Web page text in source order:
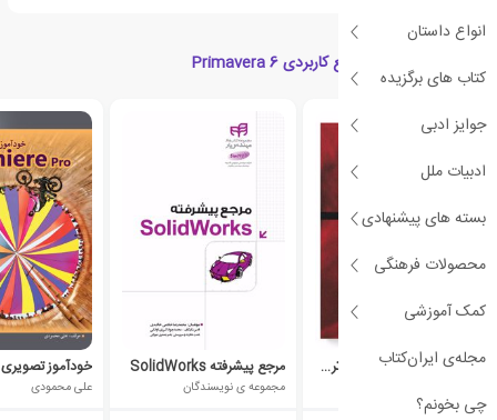
انواع داستان
کتاب های برگزیده
جوایز ادبی
ادبیات ملل
بسته های پیشنهادی
محصولات فرهنگی
کمک آموزشی
مجله‌ی ایران‌کتاب
چی بخونم؟
کتاب های مرتبط با مرجع کاربردی Primavera 6
ی
ش
ن
ه
ا
د
و
ی
ژ
آموزش شبیه سازی کامپیوتری همراه با نرم افزار Enterprise Dynamics مرجع پیشرفته SolidWorks
مجموعه ی نویسندگان علی محمودی